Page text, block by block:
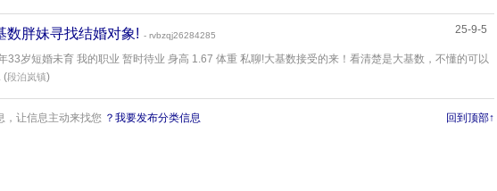
25-9-5
数胖妹寻找结婚对象! - rvbzqj26284285
33岁短婚未育 我的职业 暂时待业 身高 1.67 体重 私聊!大基数接受的来！看清楚是大基数，不懂的可以
(段泊岚镇)
回到顶部↑
，让信息主动来找您 ？我要发布分类信息